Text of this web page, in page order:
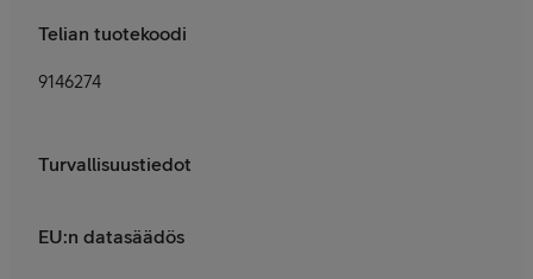
Telian tuotekoodi
9146274
Turvallisuustiedot
EU:n datasäädös